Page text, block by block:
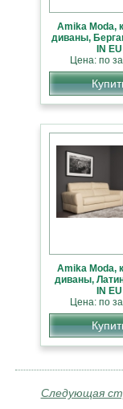
Amika Moda,
диваны,
IN EU
Цена: по
Amika Moda,
диваны,
IN EU
Цена: по
Следующая